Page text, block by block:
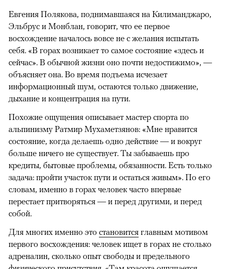
Евгения Полякова, поднимавшаяся на Килиманджаро,
Эльбрус и Монблан, говорит, что ее первое
восхождение началось вовсе не с желания испытать
себя. «В горах возникает то самое состояние «здесь и
сейчас». В обычной жизни оно почти недостижимо», —
объясняет она. Во время подъема исчезает
информационный шум, остаются только движение,
дыхание и концентрация на пути.
Похожие ощущения описывает мастер спорта по
альпинизму Ратмир Мухаметзянов: «Мне нравится
состояние, когда делаешь одно действие — и вокруг
больше ничего не существует. Ты забываешь про
кредиты, бытовые проблемы, обязанности. Есть только
задача: пройти участок пути и остаться живым». По его
словам, именно в горах человек часто впервые
перестает притворяться — и перед другими, и перед
собой.
Для многих именно это становится главным мотивом
первого восхождения: человек ищет в горах не столько
адреналин, сколько опыт свободы и предельного